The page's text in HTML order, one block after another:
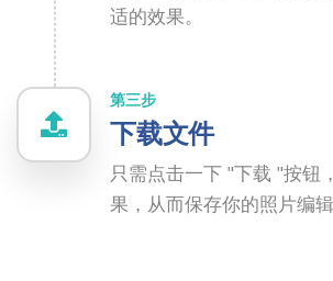
适的效果。
第三步
下载文件
只需点击一下 "下载 "按钮
果，从而保存你的照片编辑